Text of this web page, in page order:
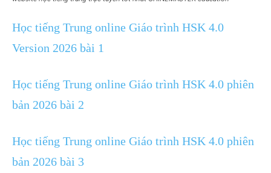
Học tiếng Trung online Giáo trình HSK 4.0
Version 2026 bài 1
Học tiếng Trung online Giáo trình HSK 4.0 phiên
bản 2026 bài 2
Học tiếng Trung online Giáo trình HSK 4.0 phiên
bản 2026 bài 3